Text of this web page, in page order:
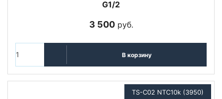
G1/2
3 500руб.
В корзину
TS-C02 NTC10k (3950)